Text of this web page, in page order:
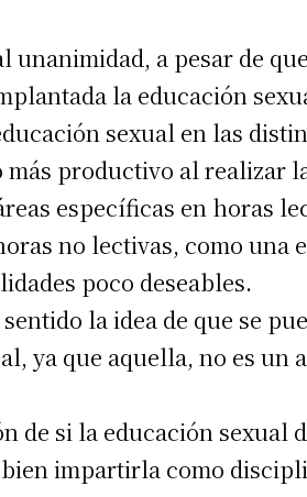
correo electrónico
unanimidad, a pesar de
la educación
sexual en las
más productivo al realizar
específicas en horas
no lectivas, como una
poco deseables.
la idea de que se
ya que aquella, no es un
de si la educación sexual
impartirla como